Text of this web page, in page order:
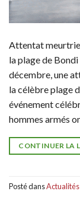
Attentat
la plage de
décembre, une
la célèbre plage
événement
hommes armés
CONTINUER LA
Posté dansActualités